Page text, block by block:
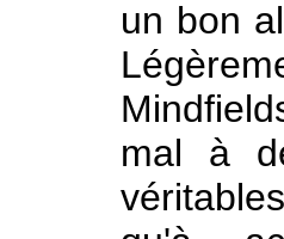
un bon
mal à